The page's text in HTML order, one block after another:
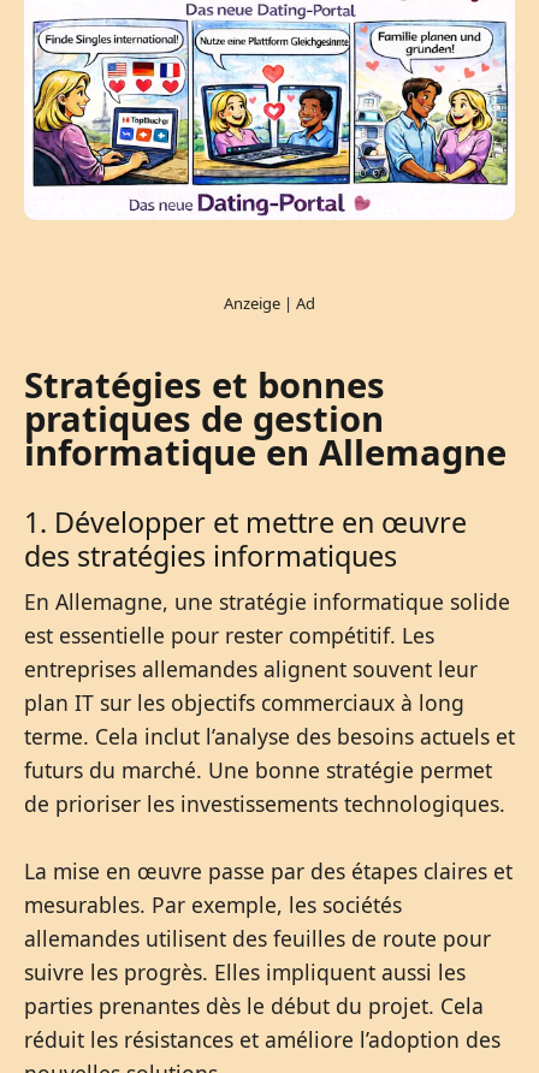
Stratégies et bonnes
pratiques de gestion
informatique en Allemagne
1. Développer et mettre en œuvre
des stratégies informatiques
En Allemagne, une stratégie informatique solide
est essentielle pour rester compétitif. Les
entreprises allemandes alignent souvent leur
plan IT sur les objectifs commerciaux à long
terme. Cela inclut l’analyse des besoins actuels et
futurs du marché. Une bonne stratégie permet
de prioriser les investissements technologiques.
La mise en œuvre passe par des étapes claires et
mesurables. Par exemple, les sociétés
allemandes utilisent des feuilles de route pour
suivre les progrès. Elles impliquent aussi les
parties prenantes dès le début du projet. Cela
réduit les résistances et améliore l’adoption des